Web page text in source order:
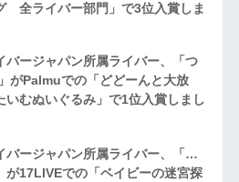
全ライバー部門」で3位入賞しま
バージャパン所属ライバー、「つ
」がPalmuでの「どどーんと大放
いむぬいぐるみ」で1位入賞しまし
バージャパン所属ライバー、「…
17LIVEでの「ベイビーの迷宮探